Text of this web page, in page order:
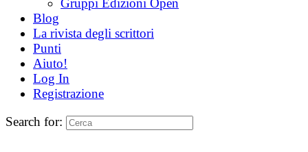
Gruppi Edizioni Open
Blog
La rivista degli scrittori
Punti
Aiuto!
Log In
Registrazione
Search for: